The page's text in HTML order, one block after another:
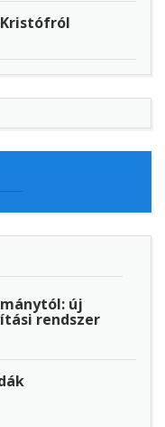
Kristófról
új
rendszer